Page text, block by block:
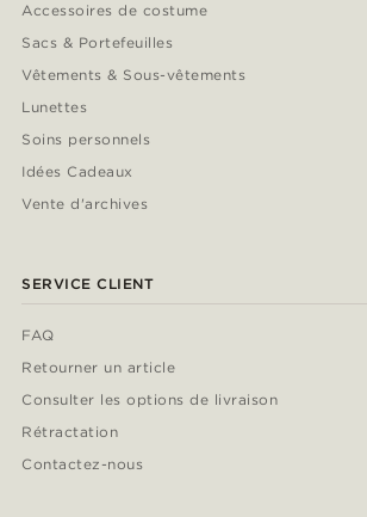
Accessoires de costume
Sacs & Portefeuilles
Vêtements & Sous-vêtements
Lunettes
Soins personnels
Idées Cadeaux
Vente d'archives
SERVICE CLIENT
FAQ
Retourner un article
Consulter les options de livraison
Rétractation
Contactez-nous